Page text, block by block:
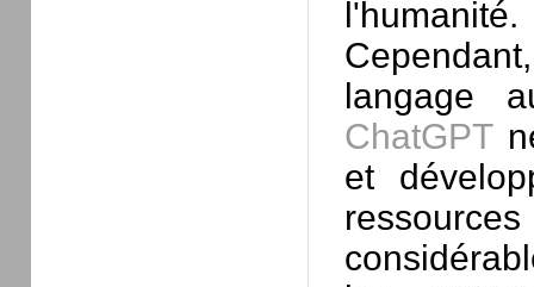
l'humanité.
langage
ChatGPT
et